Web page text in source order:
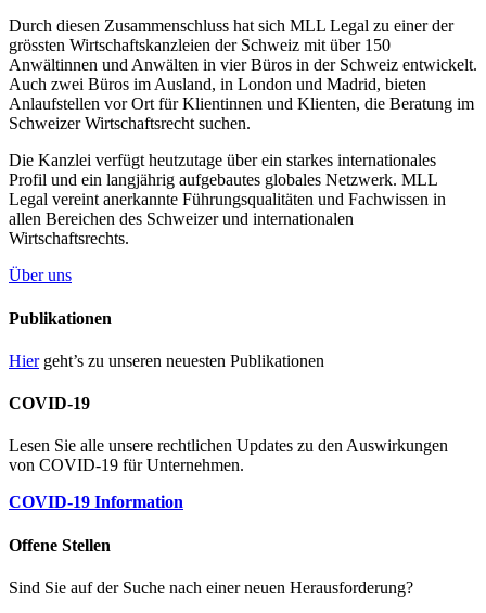
Durch diesen Zusammenschluss hat sich MLL Legal zu einer der
grössten Wirtschaftskanzleien der Schweiz mit über 150
Anwältinnen und Anwälten in vier Büros in der Schweiz entwickelt.
Auch zwei Büros im Ausland, in London und Madrid, bieten
Anlaufstellen vor Ort für Klientinnen und Klienten, die Beratung im
Schweizer Wirtschaftsrecht suchen.
Die Kanzlei verfügt heutzutage über ein starkes internationales
Profil und ein langjährig aufgebautes globales Netzwerk. MLL
Legal vereint anerkannte Führungsqualitäten und Fachwissen in
allen Bereichen des Schweizer und internationalen
Wirtschaftsrechts.
Über uns
Publikationen
Hiergeht’s zu unseren neuesten Publikationen
COVID-19
Lesen Sie alle unsere rechtlichen Updates zu den Auswirkungen
von COVID-19 für Unternehmen.
COVID-19 Information
Offene Stellen
Sind Sie auf der Suche nach einer neuen Herausforderung?